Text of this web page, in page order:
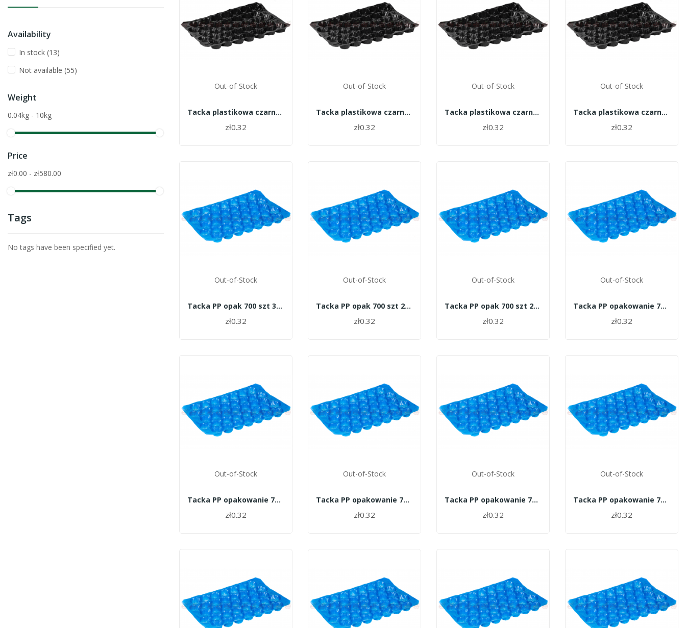
Availability
In stock (13)
Not available (55)
Weight
0.04kg - 10kg
Price
zł0.00 - zł580.00
Tags
No tags have been specified yet.
Out-of-Stock
Tacka plastikowa czarna 27 opak 700 szt
zł0.32
Out-of-Stock
Tacka plastikowa czarna 25 opak 700 szt
zł0.32
Out-of-Stock
Tacka plastikowa czarna 22 opak 700 szt
zł0.32
Out-of-Stock
Tacka plastikowa czarna 20 opak 700 szt
zł0.32
Out-of-Stock
Tacka PP opak 700 szt 32 N
zł0.32
Out-of-Stock
Tacka PP opak 700 szt 27 N
zł0.32
Out-of-Stock
Tacka PP opak 700 szt 23 N
zł0.32
Out-of-Stock
Tacka PP opakowanie 700szt. - 48
zł0.32
Out-of-Stock
Tacka PP opakowanie 700szt. - 45
zł0.32
Out-of-Stock
Tacka PP opakowanie 700szt. - 42
zł0.32
Out-of-Stock
Tacka PP opakowanie 700szt. - 39
zł0.32
Out-of-Stock
Tacka PP opakowanie 700szt. - 38
zł0.32